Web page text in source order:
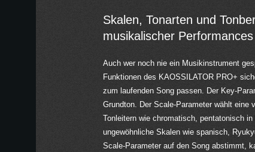
Skalen, Tonarten und
musikalischer Performances
Auch wer noch nie ein Musikinstrument
Funktionen des KAOSSILATOR PRO+
zum laufenden Song passen. Der Key-
Grundton. Der Scale-Parameter wählt eine
Tonleitern wie chromatisch, pentatonisch
ungewöhnliche Skalen wie spanisch,
Scale-Parameter auf den Song abstimmt,